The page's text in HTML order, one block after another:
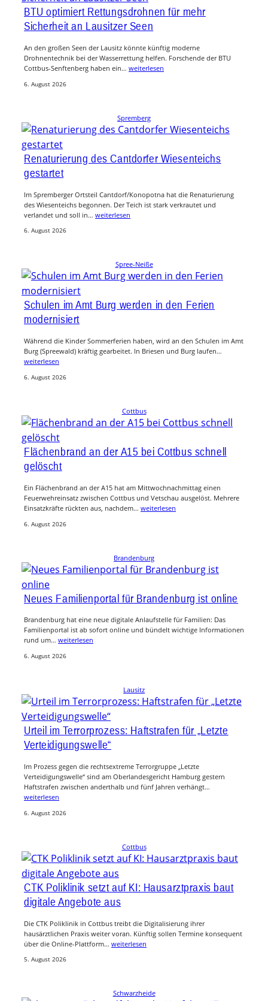
BTU optimiert Rettungsdrohnen für mehr
Sicherheit an Lausitzer Seen
An den großen Seen der Lausitz könnte künftig moderne
Drohnentechnik bei der Wasserrettung helfen. Forschende der BTU
Cottbus-Senftenberg haben ein… weiterlesen
6. August 2026
Spremberg
Renaturierung des Cantdorfer Wiesenteichs
gestartet
Im Spremberger Ortsteil Cantdorf/Konopotna hat die Renaturierung
des Wiesenteichs begonnen. Der Teich ist stark verkrautet und
verlandet und soll in… weiterlesen
6. August 2026
Spree-Neiße
Schulen im Amt Burg werden in den Ferien
modernisiert
Während die Kinder Sommerferien haben, wird an den Schulen im Amt
Burg (Spreewald) kräftig gearbeitet. In Briesen und Burg laufen…
weiterlesen
6. August 2026
Cottbus
Flächenbrand an der A15 bei Cottbus schnell
gelöscht
Ein Flächenbrand an der A15 hat am Mittwochnachmittag einen
Feuerwehreinsatz zwischen Cottbus und Vetschau ausgelöst. Mehrere
Einsatzkräfte rückten aus, nachdem… weiterlesen
6. August 2026
Brandenburg
Neues Familienportal für Brandenburg ist online
Brandenburg hat eine neue digitale Anlaufstelle für Familien: Das
Familienportal ist ab sofort online und bündelt wichtige Informationen
rund um… weiterlesen
6. August 2026
Lausitz
Urteil im Terrorprozess: Haftstrafen für „Letzte
Verteidigungswelle“
Im Prozess gegen die rechtsextreme Terrorgruppe „Letzte
Verteidigungswelle“ sind am Oberlandesgericht Hamburg gestern
Haftstrafen zwischen anderthalb und fünf Jahren verhängt…
weiterlesen
6. August 2026
Cottbus
CTK Poliklinik setzt auf KI: Hausarztpraxis baut
digitale Angebote aus
Die CTK Poliklinik in Cottbus treibt die Digitalisierung ihrer
hausärztlichen Praxis weiter voran. Künftig sollen Termine konsequent
über die Online-Plattform… weiterlesen
5. August 2026
Schwarzheide